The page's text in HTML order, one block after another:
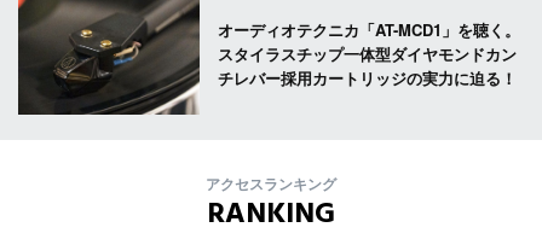
オーディオテクニカ「AT-MCD1」を聴く。
スタイラスチップ一体型ダイヤモンドカン
チレバー採用カートリッジの実力に迫る！
アクセスランキング
RANKING